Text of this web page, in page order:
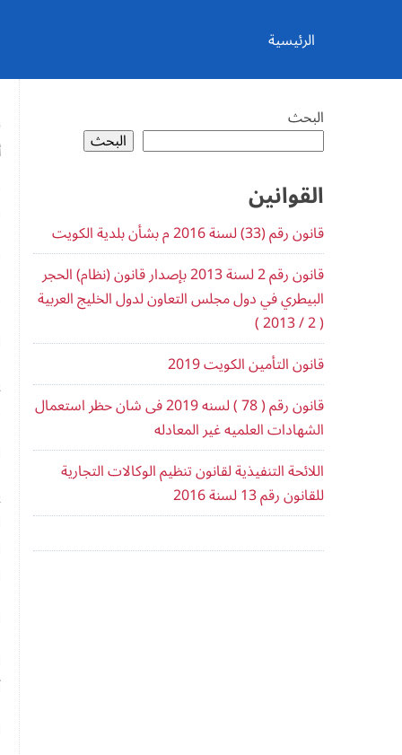
الرئيسية
البحث
البحث
القوانين
قانون رقم (33​) لسنة 2016 م ب​شأن بلدية الكويت
قانون رقم 2 لسنة 2013 بإصدار قانون (نظام) الحجر
البيطري في دول مجلس التعاون لدول الخليج العربية
( 2 / 2013 )
قانون التأمين الكويت 2019
قانون رقم ( 78 ) لسنه 2019 فى شان حظر استعمال
الشهادات العلميه غير المعادله
اللائحة التنفيذية لقانون تنظيم الوكالات التجارية
للقانون رقم 13 لسنة 2016